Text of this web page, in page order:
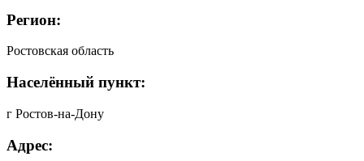
Регион:
Ростовская область
Населённый пункт:
г Ростов-на-Дону
Адрес: